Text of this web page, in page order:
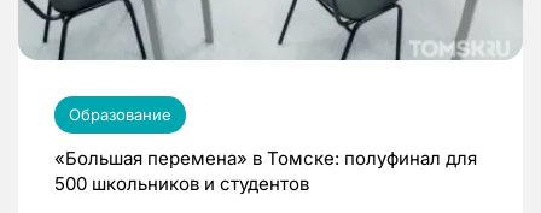
Образование
«Большая перемена» в Томске: полуфинал для
500 школьников и студентов